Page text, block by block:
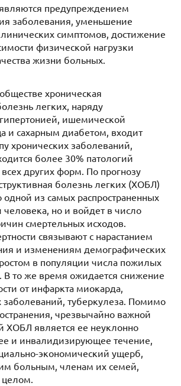
предупреждением
заболевания, уменьшение
симптомов, достижение
физической нагрузки
жизни больных.
хроническая
легких, наряду
ишемической
и сахарным диабетом, входит
хронических заболеваний,
более 30% патологий
других форм. По прогнозу
болезнь легких (ХОБЛ)
одной из самых распространенных
но и войдет в число
смертельных исходов.
связывают с нарастанием
и изменениям демографических
в популяции числа пожилых
В то же время ожидается снижение
от инфаркта миокарда,
заболеваний, туберкулеза. Помимо
чрезвычайно важной
ХОБЛ является ее неуклонно
и инвалидизирующее течение,
экономический ущерб,
больным, членам их семей,
целом.